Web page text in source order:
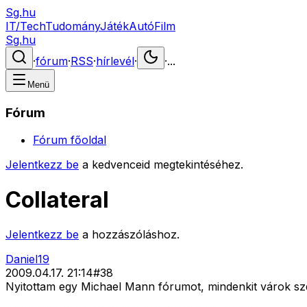
Sg.hu
IT/TechTudományJátékAutóFilm
Sg.hu
·fórum·RSS·hírlevél· ·...
Menü
Fórum
Fórum főoldal
Jelentkezz be a kedvenceid megtekintéséhez.
Collateral
Jelentkezz be a hozzászóláshoz.
Daniel19
2009.04.17. 21:14#38
Nyitottam egy Michael Mann fórumot, mindenkit várok